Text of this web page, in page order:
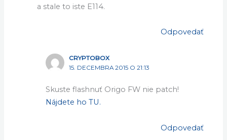
a stale to iste E114.
Odpovedať
CRYPTOBOX
15. DECEMBRA 2015 O 21:13
Skuste flashnuť Origo FW nie patch!
Nájdete ho TU.
Odpovedať